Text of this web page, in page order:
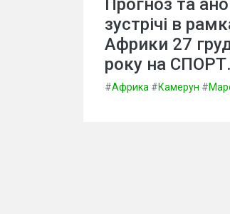
зустрічі в
Африки 27
року на
#Африка #Камерун #